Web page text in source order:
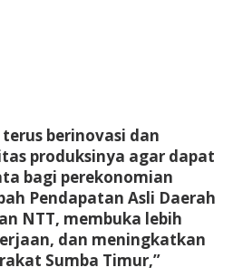
berinovasi dan
produksinya agar dapat
bagi perekonomian
Pendapatan Asli Daerah
NTT, membuka lebih
dan meningkatkan
Sumba Timur,”